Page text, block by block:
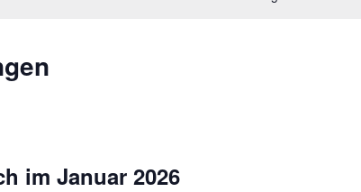
im Januar 2026